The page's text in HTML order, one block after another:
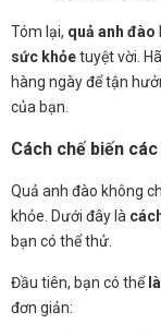
Tóm lại, quả anh đào
sức khỏetuyệt vời.
hàng ngày để tận
của bạn.
Cách chế biến
Quả anh đào không
khỏe. Dưới đây là
bạn có thể thử.
Đầu tiên, bạn có thể
đơn giản: